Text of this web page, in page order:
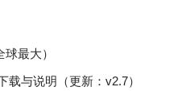
最大）
与说明（更新：v2.7）